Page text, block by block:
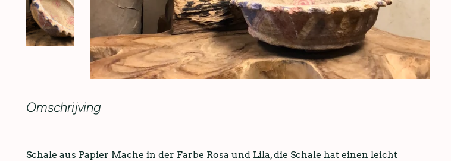
Omschrijving
Schale aus Papier Mache in der Farbe Rosa und Lila, die Schale hat einen leicht